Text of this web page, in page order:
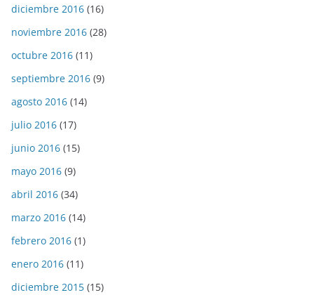
diciembre 2016 (16)
noviembre 2016 (28)
octubre 2016 (11)
septiembre 2016 (9)
agosto 2016 (14)
julio 2016 (17)
junio 2016 (15)
mayo 2016 (9)
abril 2016 (34)
marzo 2016 (14)
febrero 2016 (1)
enero 2016 (11)
diciembre 2015 (15)